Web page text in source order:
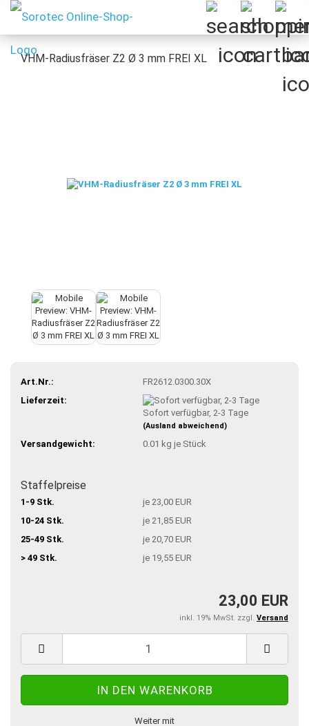
VHM-Radiusfräser Z2 Ø 3 mm FREI XL
Art.Nr.:
FR2612.0300.30X
Lieferzeit:
Sofort verfügbar, 2-3 Tage
(Ausland abweichend)
Versandgewicht: 0.01 kg je Stück
Staffelpreise
1-9 Stk.
je 23,00 EUR
10-24 Stk.
je 21,85 EUR
25-49 Stk.
je 20,70 EUR
> 49 Stk.
je 19,55 EUR
23,00 EUR
inkl. 19% MwSt. zzgl. Versand
Weiter mit